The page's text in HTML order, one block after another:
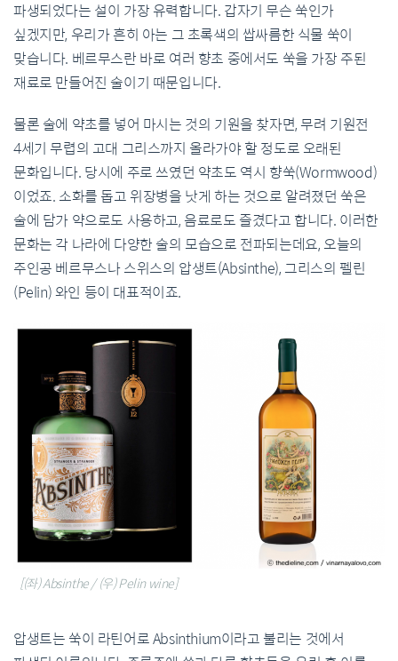
파생되었다는 설이 가장 유력합니다. 갑자기 무슨 쑥인가
싶겠지만, 우리가 흔히 아는 그 초록색의 쌉싸름한 식물 쑥이
맞습니다. 베르무스란 바로 여러 향초 중에서도 쑥을 가장 주된
재료로 만들어진 술이기 때문입니다.
물론 술에 약초를 넣어 마시는 것의 기원을 찾자면, 무려 기원전
4세기 무렵의 고대 그리스까지 올라가야 할 정도로 오래된
문화입니다. 당시에 주로 쓰였던 약초도 역시 향쑥(Wormwood)
이었죠. 소화를 돕고 위장병을 낫게 하는 것으로 알려졌던 쑥은
술에 담가 약으로도 사용하고, 음료로도 즐겼다고 합니다. 이러한
문화는 각 나라에 다양한 술의 모습으로 전파되는데요, 오늘의
주인공 베르무스나 스위스의 압생트(Absinthe), 그리스의 펠린
(Pelin) 와인 등이 대표적이죠.
[(좌) Absinthe / (우) Pelin wine]
압생트는 쑥이 라틴어로 Absinthium이라고 불리는 것에서